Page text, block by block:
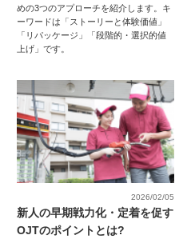
めの3つのアプローチを紹介します。キ
ーワードは「ストーリーと体験価値」
「リパッケージ」「段階的・選択的値
上げ」です。
2026/02/05
新人の早期戦力化・定着を促す
OJTのポイントとは?